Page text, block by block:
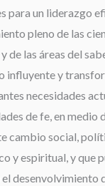
para un liderazgo
pleno de las
de las áreas del
influyente y
necesidades
de fe, en medio
cambio social,
y espiritual, y que
desenvolvimiento